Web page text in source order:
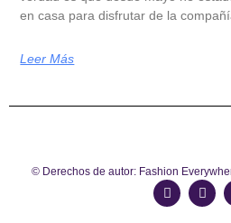
en casa para disfrutar de la
Leer Más
© Derechos de autor: Fashion